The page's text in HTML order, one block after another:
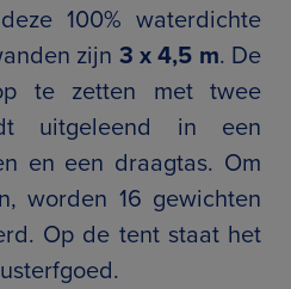
100% waterdichte
zijn 3 x 4,5 m. De
te zetten met twee
uitgeleend in een
en een draagtas. Om
worden 16 gewichten
Op de tent staat het